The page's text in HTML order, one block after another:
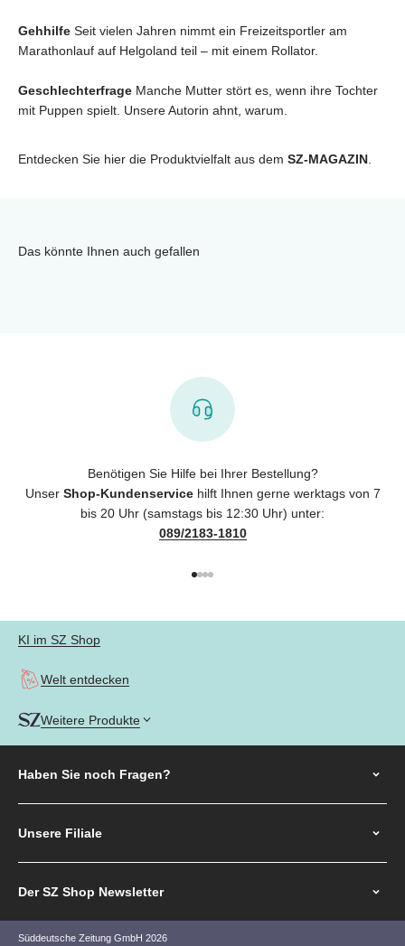
Gehhilfe Seit vielen Jahren nimmt ein Freizeitsportler am
Marathonlauf auf Helgoland teil – mit einem Rollator.
Geschlechterfrage Manche Mutter stört es, wenn ihre Tochter
mit Puppen spielt. Unsere Autorin ahnt, warum.
Entdecken Sie hier die Produktvielfalt aus dem SZ-MAGAZIN.
Das könnte Ihnen auch gefallen
Benötigen Sie Hilfe bei Ihrer Bestellung?
Unser Shop-Kundenservicehilft Ihnen gerne werktags von 7
bis 20 Uhr (samstags bis 12:30 Uhr) unter:
089/2183-1810
KI im SZ Shop
Welt entdecken
Weitere Produkte
Haben Sie noch Fragen?
Unsere Filiale
Der SZ Shop Newsletter
Süddeutsche Zeitung GmbH 2026